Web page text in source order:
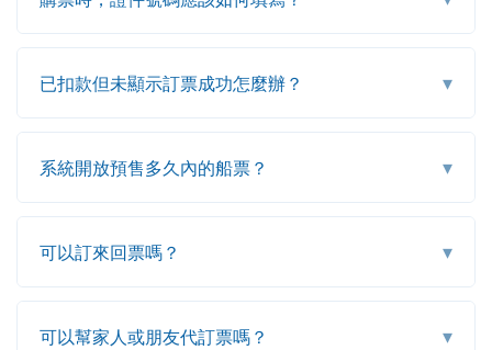
已扣款但未顯示訂票成功怎麼辦？ ▾
系統開放預售多久內的船票？ ▾
可以訂來回票嗎？ ▾
可以幫家人或朋友代訂票嗎？ ▾